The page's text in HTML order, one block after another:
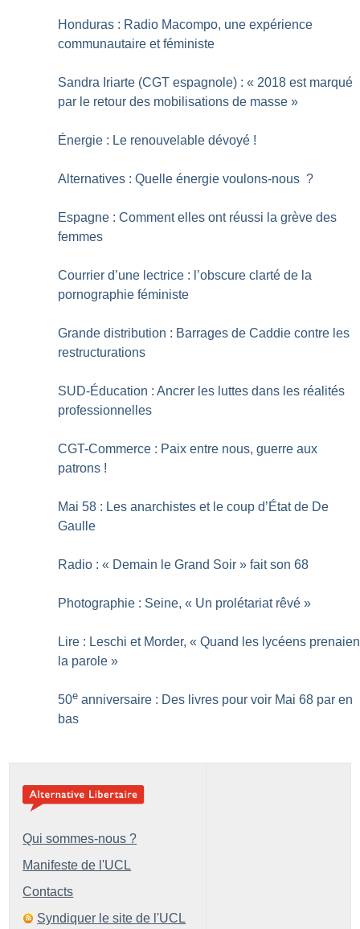
Honduras : Radio Macompo, une expérience
communautaire et féministe
Sandra Iriarte (CGT espagnole) : « 2018 est marqué
par le retour des mobilisations de masse »
Énergie : Le renouvelable dévoyé !
Alternatives : Quelle énergie voulons-nous ?
Espagne : Comment elles ont réussi la grève des
femmes
Courrier d’une lectrice : l’obscure clarté de la
pornographie féministe
Grande distribution : Barrages de Caddie contre les
restructurations
SUD-Éducation : Ancrer les luttes dans les réalités
professionnelles
CGT-Commerce : Paix entre nous, guerre aux
patrons !
Mai 58 : Les anarchistes et le coup d’État de De
Gaulle
Radio : « Demain le Grand Soir » fait son 68
Photographie : Seine, « Un prolétariat rêvé »
Lire : Leschi et Morder, « Quand les lycéens
la parole »
50e anniversaire : Des livres pour voir Mai 68 par en
bas
Qui sommes-nous ?
Manifeste de l'UCL
Contacts
Syndiquer le site de l'UCL